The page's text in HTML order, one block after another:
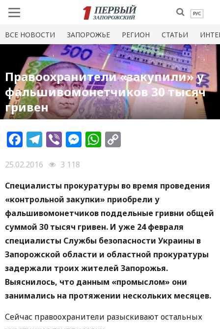
РУС
ВСЕ НОВОСТИ ЗАПОРОЖЬЕ РЕГИОН СТАТЬИ
Правоохранители «закупили» у
фальшивомонетчиков 30 тысяч
гривен
Facebook
Telegram
ViberMessenger
WhatsApp
25.02.2016
3 118
Специалисты прокуратуры во время проведения
«контрольной закупки» приобрели у
фальшивомонетчиков поддельные гривни общей
суммой 30 тысяч гривен. И уже 24 февраля
специалисты Службы безопасности Украины в
Запорожской области и областной прокуратуры
задержали троих жителей Запорожья.
Выяснилось, что данным «промыслом» они
занимались на протяжении нескольких месяцев.
Сейчас правоохранители разыскивают остальных